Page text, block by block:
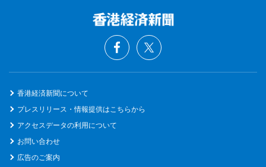
香港経済新聞について
プレスリリース・情報提供はこちらから
アクセスデータの利用について
お問い合わせ
広告のご案内